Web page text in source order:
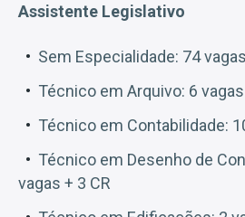
Assistente Legislativo
Sem Especialidade: 74
Técnico em Arquivo: 6 vagas
Técnico em Contabilidade:
Técnico em Desenho de
vagas + 3 CR